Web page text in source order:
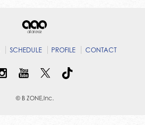
SCHEDULE PROFILE CONTACT
© B ZONE,Inc.